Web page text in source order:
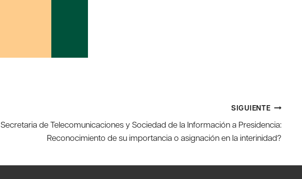
SIGUIENTE
Secretaria de Telecomunicaciones y Sociedad de la Información a Presidencia:
Reconocimiento de su importancia o asignación en la interinidad?